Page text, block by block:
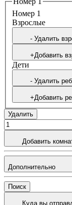
Номер 1
Bзрослые
- Удалить
+Добавить
Дети
- Удалить
+Добавить
Удалить
Добавить
Дополнительно
Поиск
Куда вы